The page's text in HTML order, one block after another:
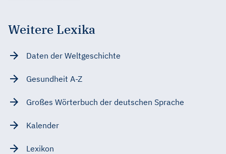
Weitere Lexika
Daten der Weltgeschichte
Gesundheit A-Z
Großes Wörterbuch der deutschen Sprache
Kalender
Lexikon